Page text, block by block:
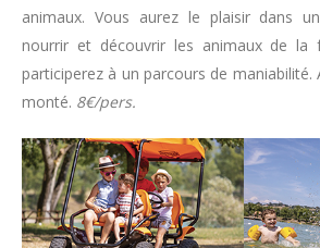
animaux. Vous aurez le plaisir dans
nourrir et découvrir les animaux de la
participerez à un parcours de maniabilité.
monté. 8€/pers.